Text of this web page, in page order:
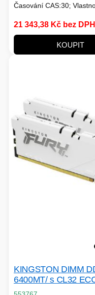
Časování CAS:30;
21 343,38 Kč bez DPH
KOUPIT
KINGSTON DIMM
6400MT/ s CL32